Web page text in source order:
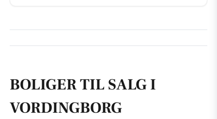
BOLIGER TIL SALG I
VORDINGBORG